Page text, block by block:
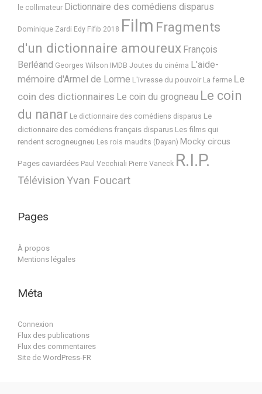
le collimateur Dictionnaire des comédiens disparus
Dominique Zardi Edy Fifib 2018 Film Fragments
d'un dictionnaire amoureux François
Berléand Georges Wilson IMDB Joutes du cinéma L'aide-
mémoire d'Armel de Lorme L'ivresse du pouvoir La ferme Le
coin des dictionnaires Le coin du grogneau Le coin
du nanar Le dictionnaire des comédiens disparus Le
dictionnaire des comédiens français disparus Les films qui
rendent scrogneugneu Les rois maudits (Dayan) Mocky circus
Pages caviardées Paul Vecchiali Pierre Vaneck R.I.P.
TélévisionYvan Foucart
Pages
À propos
Mentions légales
Méta
Connexion
Flux des publications
Flux des commentaires
Site de WordPress-FR